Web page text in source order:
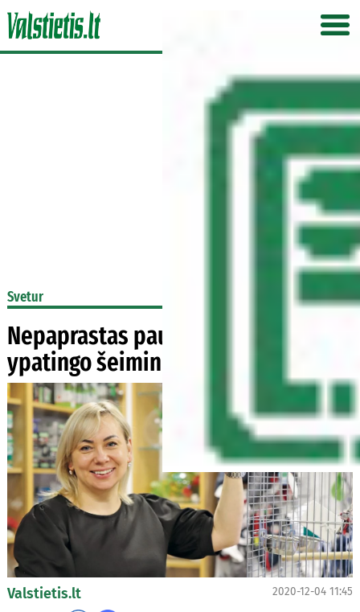
Svetur
Nepaprastas paukštis laukia
ypatingo šeimininko
Valstietis.lt 2020-12-04 11:45